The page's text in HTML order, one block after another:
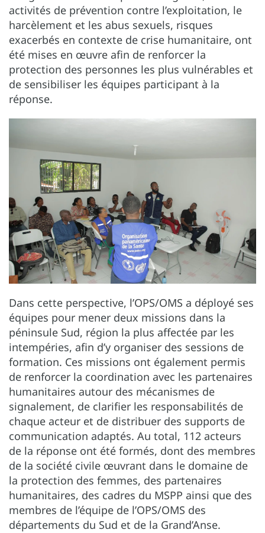
activités de prévention contre l’exploitation, le
harcèlement et les abus sexuels, risques
exacerbés en contexte de crise humanitaire, ont
été mises en œuvre afin de renforcer la
protection des personnes les plus vulnérables et
de sensibiliser les équipes participant à la
réponse.
Dans cette perspective, l’OPS/OMS a déployé ses
équipes pour mener deux missions dans la
péninsule Sud, région la plus affectée par les
intempéries, afin d’y organiser des sessions de
formation. Ces missions ont également permis
de renforcer la coordination avec les partenaires
humanitaires autour des mécanismes de
signalement, de clarifier les responsabilités de
chaque acteur et de distribuer des supports de
communication adaptés. Au total, 112 acteurs
de la réponse ont été formés, dont des membres
de la société civile œuvrant dans le domaine de
la protection des femmes, des partenaires
humanitaires, des cadres du MSPP ainsi que des
membres de l’équipe de l’OPS/OMS des
départements du Sud et de la Grand’Anse.